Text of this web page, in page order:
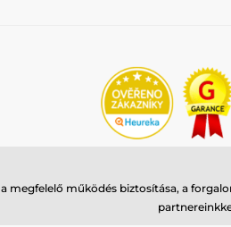
© 2026
megfelelő működés biztosítása, a